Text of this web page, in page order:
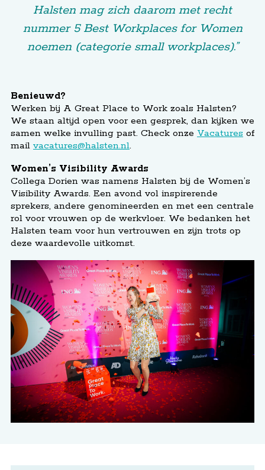
Halsten mag zich daarom met recht
nummer 5 Best Workplaces for Women
noemen (categorie small workplaces).”
Benieuwd?
Werken bij A Great Place to Work zoals Halsten?
We staan altijd open voor een gesprek, dan kijken we
samen welke invulling past. Check onze Vacatures of
mail vacatures@halsten.nl.
Women’s Visibility Awards
Collega Dorien was namens Halsten bij de Women’s
Visibility Awards. Een avond vol inspirerende
sprekers, andere genomineerden en met een centrale
rol voor vrouwen op de werkvloer. We bedanken het
Halsten team voor hun vertrouwen en zijn trots op
deze waardevolle uitkomst.